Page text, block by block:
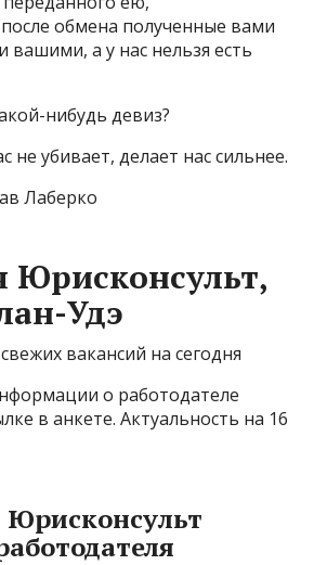
обмена полученные вами
вашими, а у нас нельзя есть
нибудь девиз?
не убивает, делает нас сильнее.
Лаберко
Юрисконсульт,
Удэ
вакансий на сегодня
о работодателе
в анкете. Актуальность на 16
Юрисконсульт